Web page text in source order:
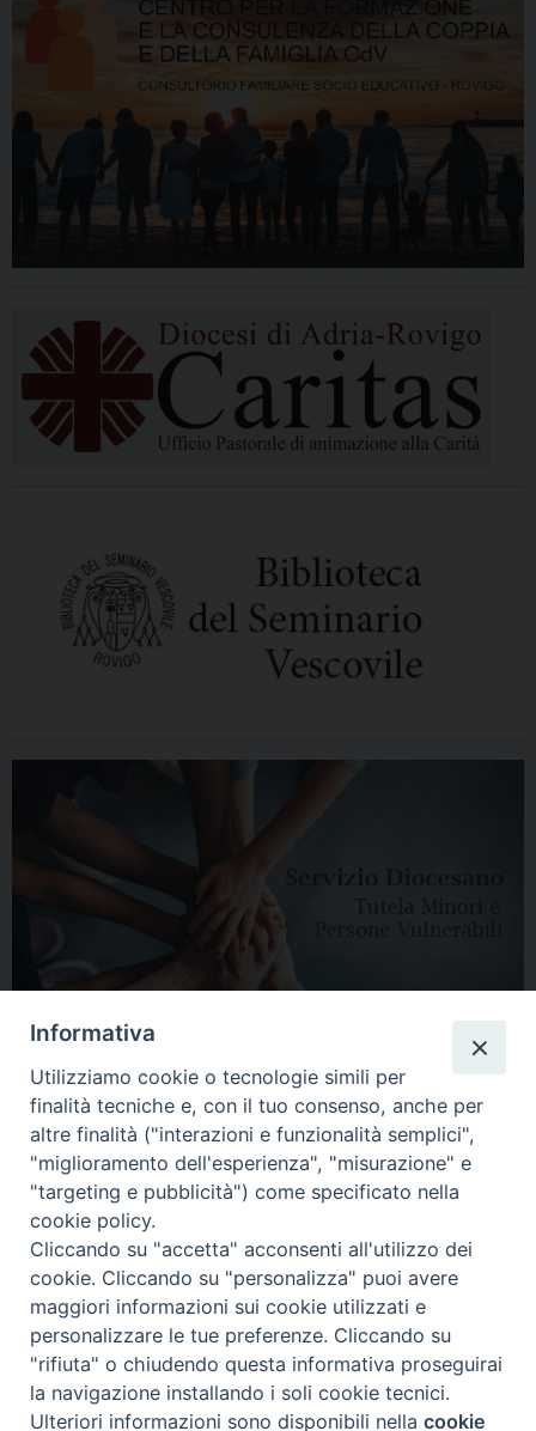
HOME DIOCESI VESCOVO CURIA VESCOVILE NEWS
APPUNTAMENTI CONTATTI SERVIZIO ANTENATI
Copyright © 2018 - 2021Diocesi di Adria Rovigo.All Rights Reserved.
Informativa
Utilizziamo cookie o tecnologie simili per
finalità tecniche e, con il tuo consenso, anche per
altre finalità ("interazioni e funzionalità semplici",
"miglioramento dell'esperienza", "misurazione" e
"targeting e pubblicità") come specificato nella
cookie policy.
Cliccando su "accetta" acconsenti all'utilizzo dei
cookie. Cliccando su "personalizza" puoi avere
maggiori informazioni sui cookie utilizzati e
personalizzare le tue preferenze. Cliccando su
"rifiuta" o chiudendo questa informativa proseguirai
la navigazione installando i soli cookie tecnici.
Ulteriori informazioni sono disponibili nellacookie